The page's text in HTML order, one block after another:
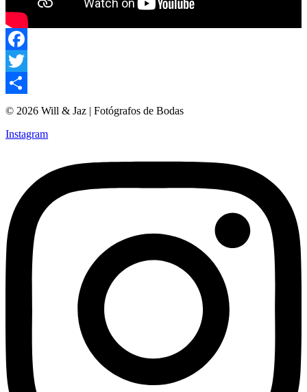
Facebook
Twitter
Compartir
© 2026 Will & Jaz | Fotógrafos de Bodas
Instagram